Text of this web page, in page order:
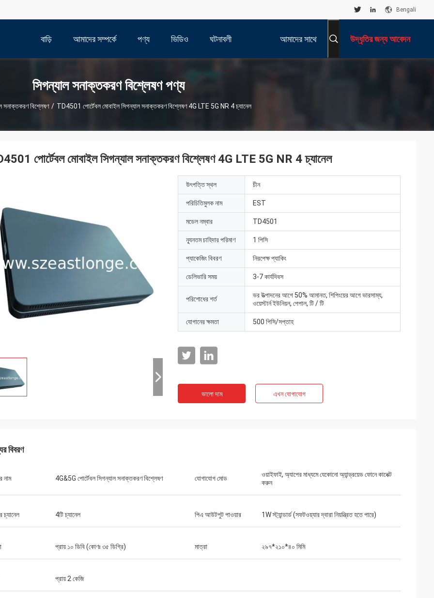
Bengali
বাড়ি আমাদের সম্পর্কে পণ্য ভিডিও ঘটনাবলী আমাদের সাথে উদ্ধৃতির জন্য আবেদন
সিগন্যাল সনাক্তকরণ বিশ্লেষণ পণ্য
সনাক্তকরণ বিশ্লেষণ / TD4501 পোর্টেবল মোবাইল সিগন্যাল সনাক্তকরণ বিশ্লেষণ 4G LTE 5G NR 4 চ্যানেল
এবং কোন সমস্যা নেই
পোর্টেবল মোবাইল সিগন্যাল সনাক্তকরণ বিশ্লেষণ 4G LTE 5G NR 4 চ্যানেল
উৎপত্তি স্থল চীন
পরিচিতিমুলক নাম EST
মডেল নম্বার TD4501
ন্যূনতম চাহিদার পরিমাণ 1 পিসি
প্যাকেজিং বিবরণ নিরপেক্ষ প্যাকিং
ডেলিভারি সময় 3-7 কার্যদিবস
পরিশোধের শর্ত
ভর উত্পাদনের আগে 50% আমানত, শিপিংয়ের আগে ভারসাম্য,
ওয়েস্টার্ন ইউনিয়ন, পেপাল, টি / টি
যোগানের ক্ষমতা 500 পিসি/সপ্তাহ
ভালো দাম এখন যোগাযোগ
বিবরণ
নাম 4G&5G পোর্টেবল সিগন্যাল সনাক্তকরণ বিশ্লেষণ যোগাযোগ মোড
ওয়াইফাই, অ্যাপের মাধ্যমে যেকোনো অ্যান্ড্রয়েড ফোনে কানেক্ট
করুন
চ্যানেল 4টি চ্যানেল পিএ আউটপুট পাওয়ার 1W স্ট্যান্ডার্ড (সফটওয়্যার দ্বারা নিয়ন্ত্রিত হতে পারে)
প্রায় ১০ ডিবি (কোণঃ ৩৫ ডিগ্রি) মাত্রা ২৯৭*২১০*৪০ মিমি
প্রায় 2 কেজি